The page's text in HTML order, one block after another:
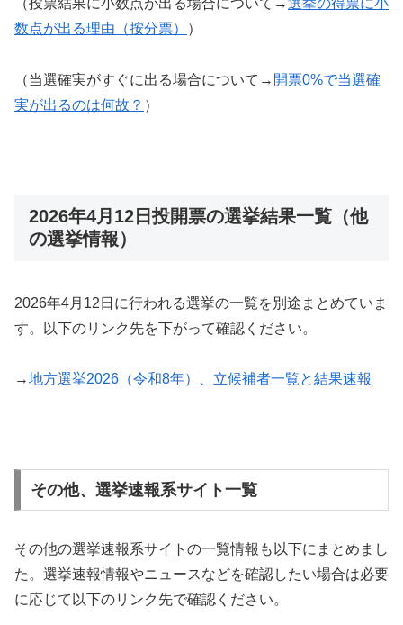
数点が出る理由（按分票）
）
（当選確実がすぐに出る場合について→ 開票0%で当選確
実が出るのは何故？ ）
2026年4月12日投開票の選挙結果一覧（他
の選挙情報）
2026年4月12日に行われる選挙の一覧を別途まとめていま
す。以下のリンク先を下がって確認ください。
→地方選挙2026（令和8年）、立候補者一覧と結果速報
その他、選挙速報系サイト一覧
その他の選挙速報系サイトの一覧情報も以下にまとめまし
た。選挙速報情報やニュースなどを確認したい場合は必要
に応じて以下のリンク先で確認ください。